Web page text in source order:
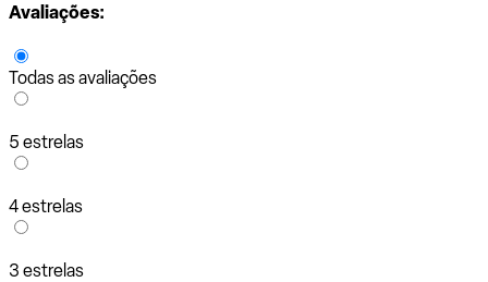
Avaliações:
Todas as avaliações
5 estrelas
4 estrelas
3 estrelas